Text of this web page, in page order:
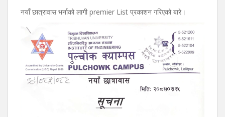
नयाँ छात्रावास भर्नाको लागी premier List प्रकाशन गरिएको बारे।